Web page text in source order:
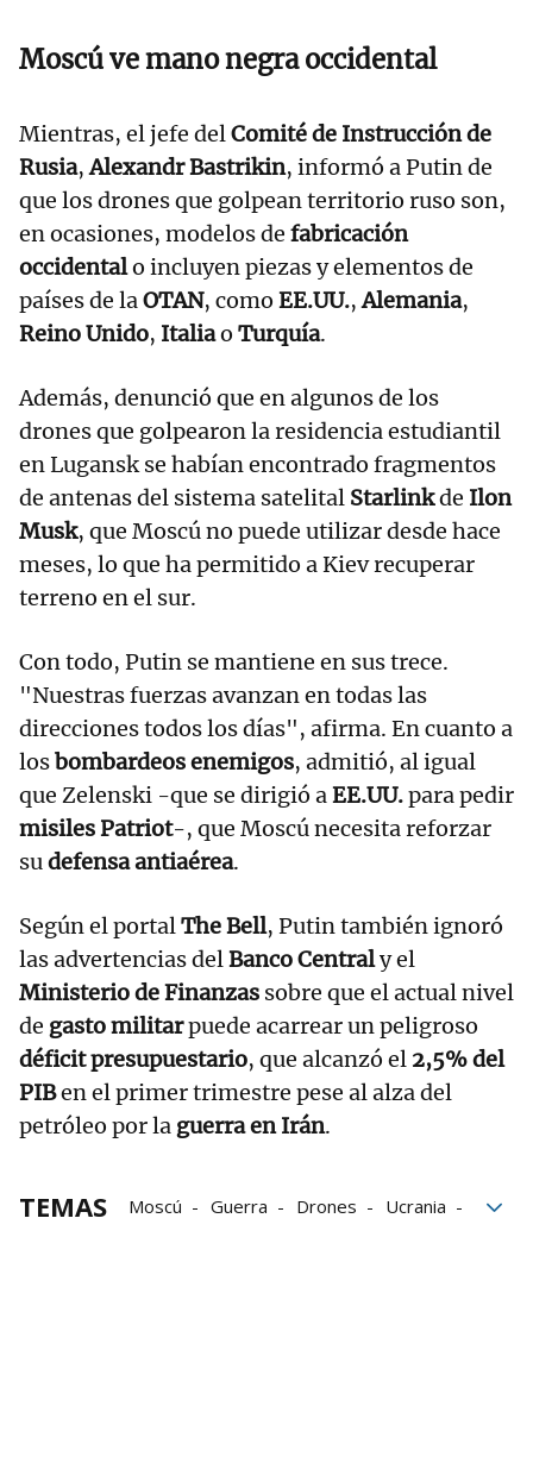
Moscú ve mano negra occidental
Mientras, el jefe delComité de Instrucción de
Rusia,Alexandr Bastrikin, informó a Putin de
que los drones que golpean territorio ruso son,
en ocasiones, modelos de fabricación
occidentalo incluyen piezas y elementos de
países de laOTAN, como EE.UU.,Alemania,
Reino Unido, Italiao Turquía.
Además, denunció que en algunos de los
drones que golpearon la residencia estudiantil
en Lugansk se habían encontrado fragmentos
de antenas del sistema satelital Starlinkde Ilon
Musk, que Moscú no puede utilizar desde hace
meses, lo que ha permitido a Kiev recuperar
terreno en el sur.
Con todo, Putin se mantiene en sus trece.
"Nuestras fuerzas avanzan en todas las
direcciones todos los días", afirma. En cuanto a
losbombardeos enemigos, admitió, al igual
que Zelenski -que se dirigió aEE.UU.para pedir
misiles Patriot-, que Moscú necesita reforzar
sudefensa antiaérea.
Según el portalThe Bell, Putin también ignoró
las advertencias delBanco Centraly el
Ministerio de Finanzas sobre que el actual nivel
de gasto militarpuede acarrear un peligroso
déficit presupuestario, que alcanzó el 2,5% del
PIBen el primer trimestre pese al alza del
petróleo por la guerra en Irán.
TEMAS Moscú Guerra Drones
Ucrania